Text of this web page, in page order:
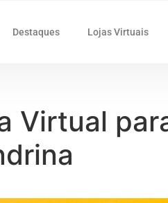
Destaques Lojas Virtuais
Virtual